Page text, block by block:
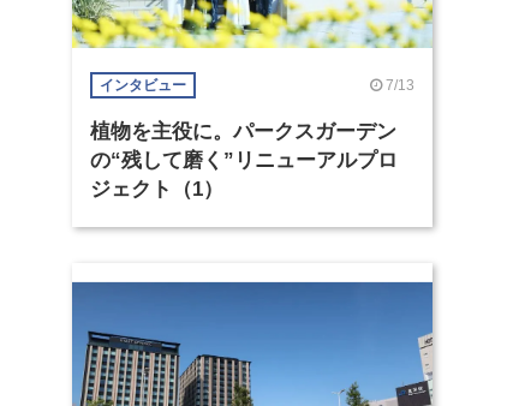
インタビュー 7/13
植物を主役に。パークスガーデン
の“残して磨く”リニューアルプロ
ジェクト（1）